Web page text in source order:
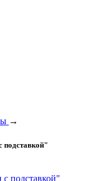
→
подставкой"